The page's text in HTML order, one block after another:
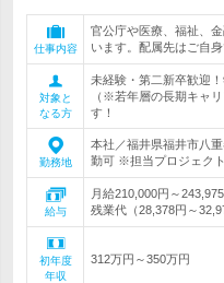
仕事内容
官公庁や医療、福祉、
います。配属先はご自
対象と
なる方
未経験・第二新卒歓迎
（※若年層の長期キャ
す！
勤務地
本社／福井県福井市八
勤可 ※担当プロジェク
給与
月給210,000円～
残業代（28,378円～
初年度
年収
312万円～350万円